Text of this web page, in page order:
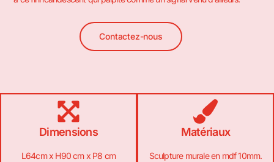
Contactez-nous
Dimensions
L64cm x H90 cm x P8 cm
Matériaux
Sculpture murale en mdf 10mm.